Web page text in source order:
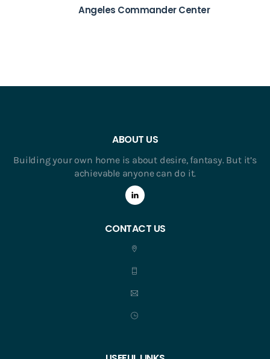
Angeles Commander Center
ABOUT US
Building your own home is about desire, fantasy. But it’s
achievable anyone can do it.
CONTACT US